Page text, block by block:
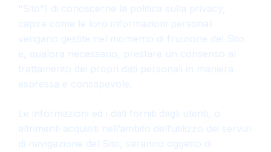
“Sito”) di conoscerne la politica sulla privacy,
capire come le loro informazioni personali
vengano gestite nel momento di fruizione del Sito
e, qualora necessario, prestare un consenso al
trattamento dei propri dati personali in maniera
espressa e consapevole.
Le informazioni ed i dati forniti dagli utenti, o
altrimenti acquisiti nell’ambito dell’utilizzo dei servizi
di navigazione del Sito, saranno oggetto di